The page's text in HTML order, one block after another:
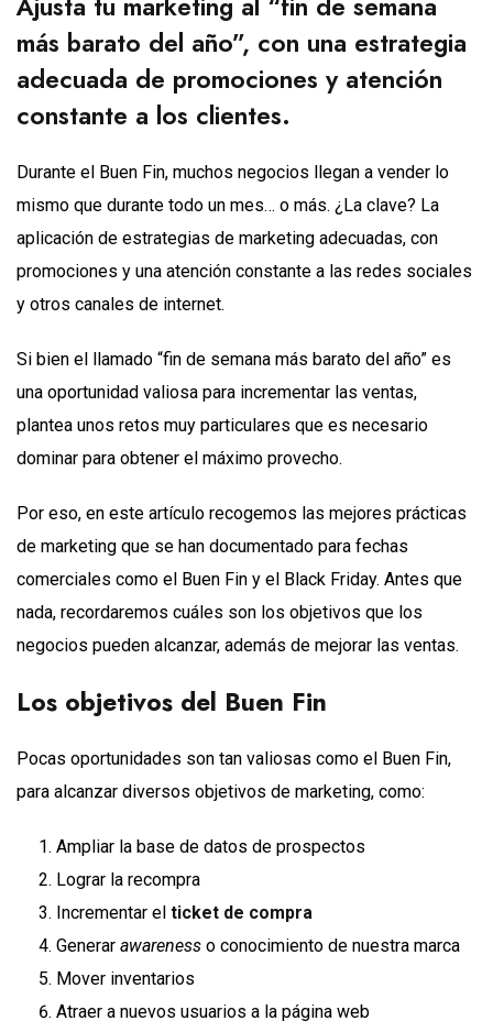
más barato del año”, con una estrategia
adecuada de promociones y atención
constante a los clientes.
Durante el Buen Fin, muchos negocios llegan a vender lo
mismo que durante todo un mes… o más. ¿La clave? La
aplicación de estrategias de marketing adecuadas, con
promociones y una atención constante a las redes sociales
y otros canales de internet.
Si bien el llamado “fin de semana más barato del año” es
una oportunidad valiosa para incrementar las ventas,
plantea unos retos muy particulares que es necesario
dominar para obtener el máximo provecho.
Por eso, en este artículo recogemos las mejores prácticas
de marketing que se han documentado para fechas
comerciales como el Buen Fin y el Black Friday. Antes que
nada, recordaremos cuáles son los objetivos que los
negocios pueden alcanzar, además de mejorar las ventas.
Los objetivos del Buen Fin
Pocas oportunidades son tan valiosas como el Buen Fin,
para alcanzar diversos objetivos de marketing, como:
Ampliar la base de datos de prospectos
Lograr la recompra
Incrementar el ticket de compra
Generar awareness o conocimiento de nuestra marca
Mover inventarios
Atraer a nuevos usuarios a la página web